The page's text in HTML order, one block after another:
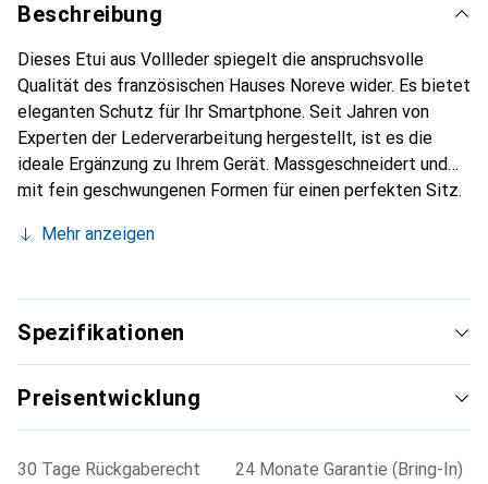
Beschreibung
Dieses Etui aus Vollleder spiegelt die anspruchsvolle
Qualität des französischen Hauses Noreve wider. Es bietet
eleganten Schutz für Ihr Smartphone. Seit Jahren von
Experten der Lederverarbeitung hergestellt, ist es die
ideale Ergänzung zu Ihrem Gerät. Massgeschneidert und
mit fein geschwungenen Formen für einen perfekten Sitz.
Smartphone. Die Marke Noreve ist international für ihre
für den anspruchsvollen Kunden.
Mehr anzeigen
Spezifikationen
Preisentwicklung
30 Tage Rückgaberecht
24 Monate Garantie (Bring-In)